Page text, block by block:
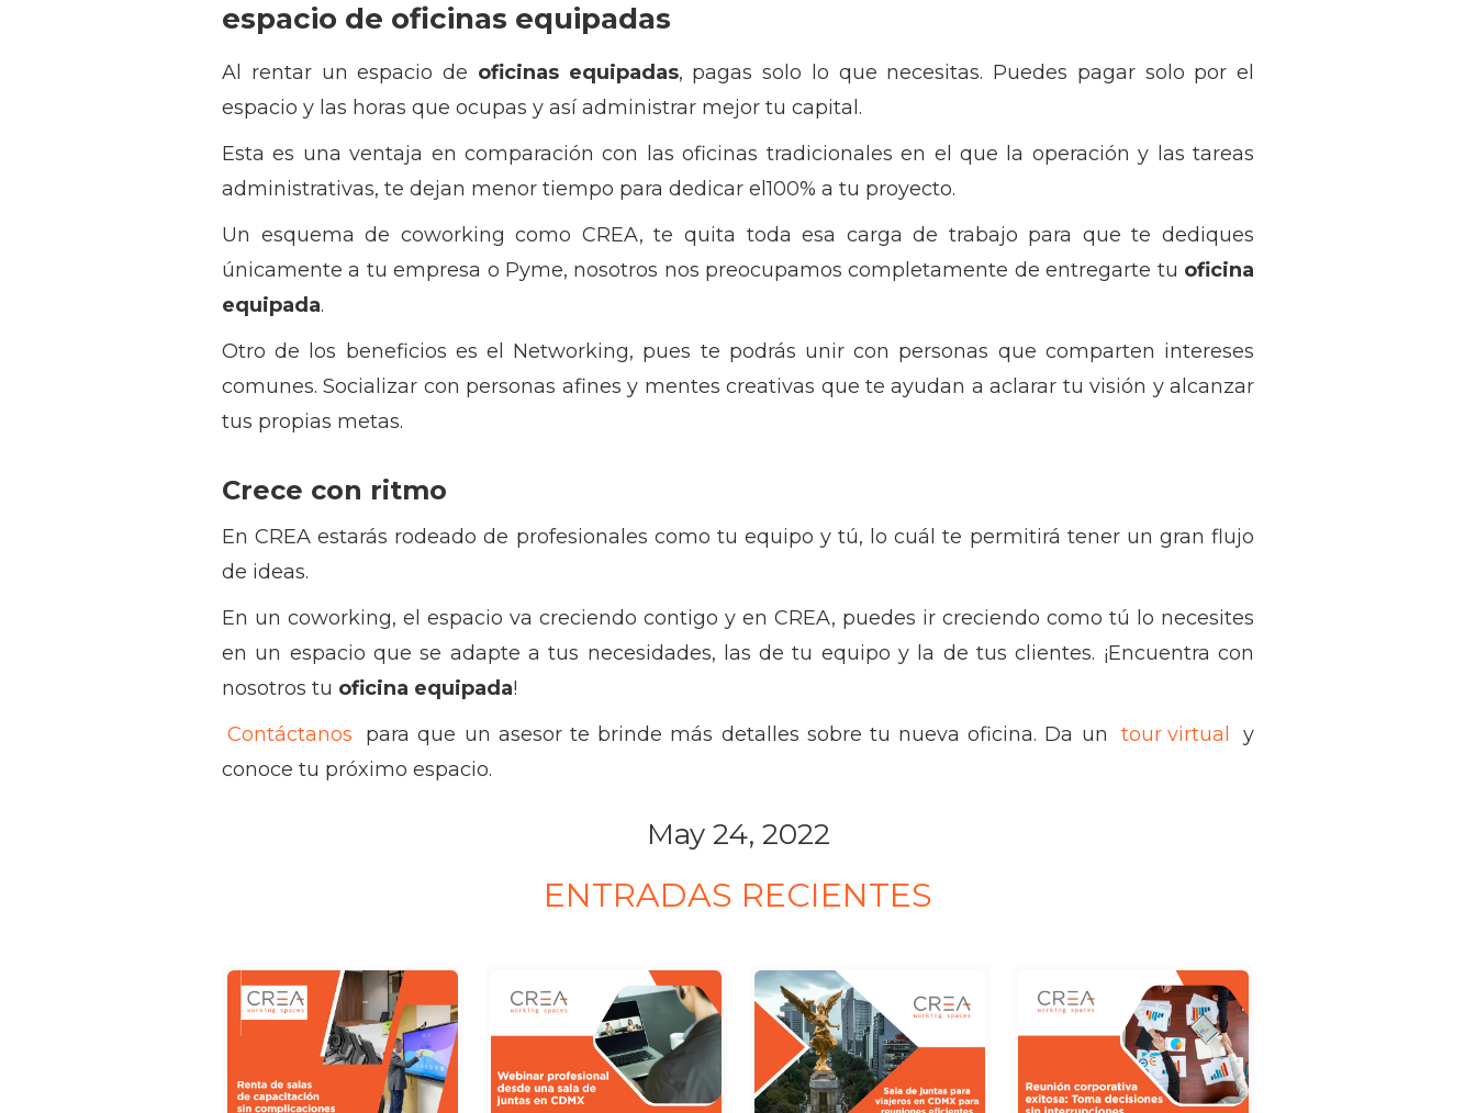
espacio de oficinas equipadas
Al rentar un espacio de oficinas equipadas, pagas solo lo que necesitas. Puedes pagar solo por el
espacio y las horas que ocupas y así administrar mejor tu capital.
Esta es una ventaja en comparación con las oficinas tradicionales en el que la operación y las tareas
administrativas, te dejan menor tiempo para dedicar el100% a tu proyecto.
Un esquema de coworking como CREA, te quita toda esa carga de trabajo para que te dediques
únicamente a tu empresa o Pyme, nosotros nos preocupamos completamente de entregarte tu oficina
equipada.
Otro de los beneficios es el Networking, pues te podrás unir con personas que comparten intereses
comunes. Socializar con personas afines y mentes creativas que te ayudan a aclarar tu visión y alcanzar
tus propias metas.
Crece con ritmo
En CREA estarás rodeado de profesionales como tu equipo y tú, lo cuál te permitirá tener un gran flujo
de ideas.
En un coworking, el espacio va creciendo contigo y en CREA, puedes ir creciendo como tú lo necesites
en un espacio que se adapte a tus necesidades, las de tu equipo y la de tus clientes. ¡Encuentra con
nosotros tu oficina equipada!
Contáctanos
para que un asesor te brinde más detalles sobre tu nueva oficina. Da un tour virtual
y
conoce tu próximo espacio.
May 24, 2022
ENTRADAS RECIENTES